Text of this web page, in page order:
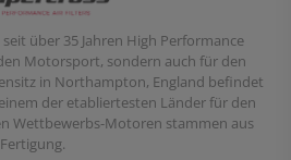
über 35 Jahren High Performance
Motorsport, sondern auch für den
in Northampton, England befindet
der etabliertesten Länder für den
Wettbewerbs-Motoren stammen aus